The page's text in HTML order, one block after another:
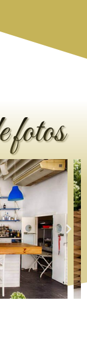
fotos